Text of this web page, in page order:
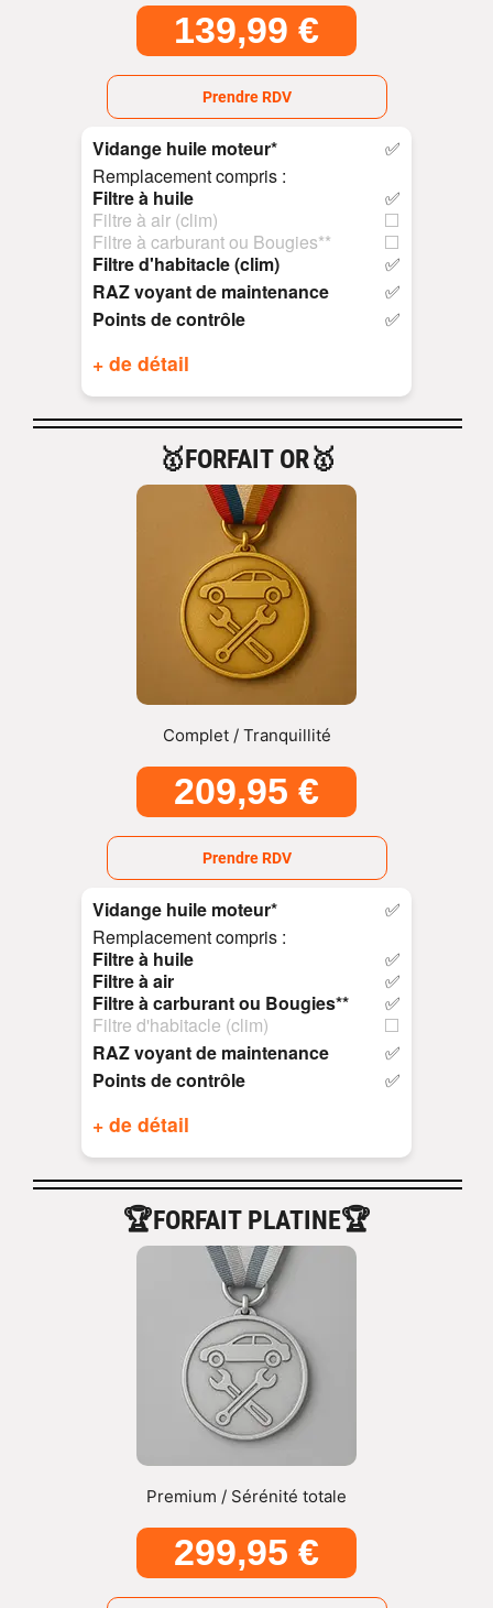
139,99 €
Prendre RDV
Vidange huile moteur*
✅
Remplacement compris :
Filtre à huile
✅
Filtre à air (clim)
⬜
Filtre à carburant ou Bougies**
⬜
Filtre d'habitacle (clim)
✅
RAZ voyant de maintenance
✅
Points de contrôle
✅
+ de détail
🥇FORFAIT OR🥇
Complet / Tranquillité
209,95 €
Prendre RDV
Vidange huile moteur*
✅
Remplacement compris :
Filtre à huile
✅
Filtre à air
✅
Filtre à carburant ou Bougies**
✅
Filtre d'habitacle (clim)
⬜
RAZ voyant de maintenance
✅
Points de contrôle
✅
+ de détail
🏆FORFAIT PLATINE🏆
Premium / Sérénité totale
299,95 €